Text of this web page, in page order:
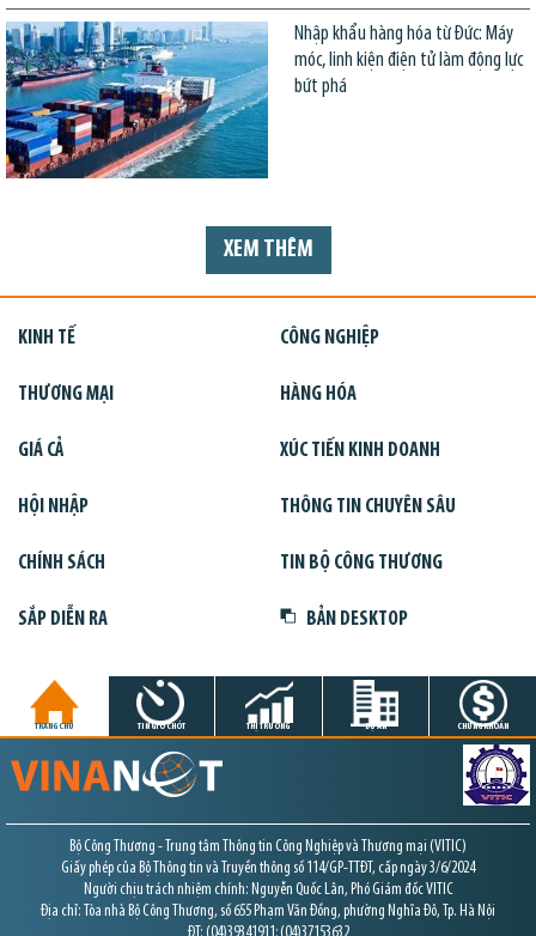
Nhập khẩu hàng hóa từ Đức: Máy
móc, linh kiện điện tử làm động lực
bứt phá
XEM THÊM
KINH TẾ CÔNG NGHIỆP
THƯƠNG MẠI HÀNG HÓA
GIÁ CẢ XÚC TIẾN KINH DOANH
HỘI NHẬP THÔNG TIN CHUYÊN SÂU
CHÍNH SÁCH TIN BỘ CÔNG THƯƠNG
SẮP DIỄN RA BẢN DESKTOP
TRANG CHỦ TIN GIỜ CHÓT THỊ TRƯỜNG DỰ ÁN CHỨNG KHOÁN
Bộ Công Thương - Trung tâm Thông tin Công Nghiệp và Thương mại (VITIC)
Giấy phép của Bộ Thông tin và Truyền thông số 114/GP-TTĐT, cấp ngày 3/6/2024
Người chịu trách nhiệm chính: Nguyễn Quốc Lân, Phó Giám đốc VITIC
Địa chỉ: Tòa nhà Bộ Công Thương, số 655 Phạm Văn Đồng, phường Nghĩa Đô, Tp. Hà Nội